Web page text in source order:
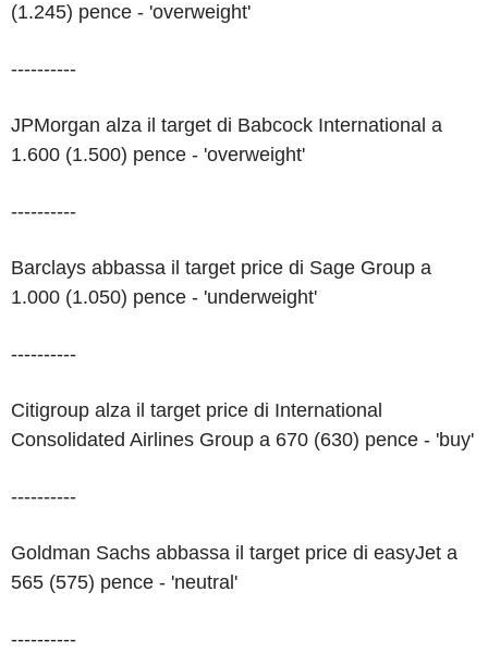
(1.245) pence - 'overweight'
----------
JPMorgan alza il target di Babcock International a
1.600 (1.500) pence - 'overweight'
----------
Barclays abbassa il target price di Sage Group a
1.000 (1.050) pence - 'underweight'
----------
Citigroup alza il target price di International
Consolidated Airlines Group a 670 (630) pence - 'buy'
----------
Goldman Sachs abbassa il target price di easyJet a
565 (575) pence - 'neutral'
----------